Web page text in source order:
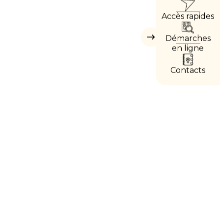
Masquer
Accès rapides
Démarches
en ligne
Contacts